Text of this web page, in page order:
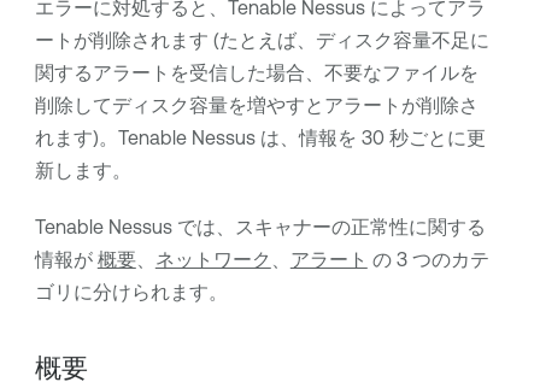
エラーに対処すると、 Tenable Nessusによってアラ
ートが削除されます (たとえば、ディスク容量不足に
関するアラートを受信した場合、不要なファイルを
削除してディスク容量を増やすとアラートが削除さ
れます)。 Tenable Nessusは、情報を 30 秒ごとに更
新します。
Tenable Nessusでは、スキャナーの正常性に関する
情報が 概要、 ネットワーク アラート の 3 つのカテ
ゴリに分けられます。
概要